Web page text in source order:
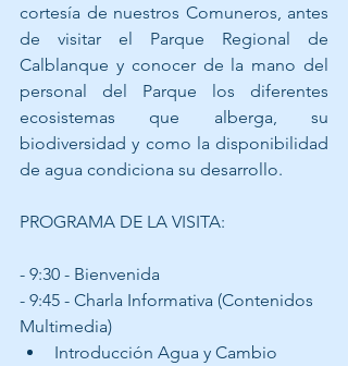
cortesía de nuestros Comuneros, antes
de visitar el Parque Regional de
Calblanque y conocer de la mano del
personal del Parque los diferentes
ecosistemas que alberga, su
biodiversidad y como la disponibilidad
de agua condiciona su desarrollo.
PROGRAMA DE LA VISITA:
- 9:30 - Bienvenida
- 9:45 - Charla Informativa (Contenidos
Multimedia)
Introducción Agua y Cambio